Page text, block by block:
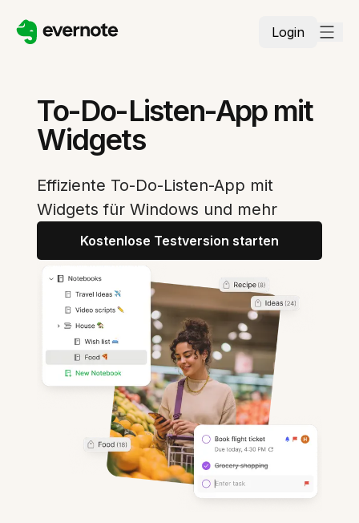
Login
To-Do-Listen-App mit
Widgets
Effiziente To-Do-Listen-App mit
Widgets für Windows und mehr
Kostenlose Testversion starten